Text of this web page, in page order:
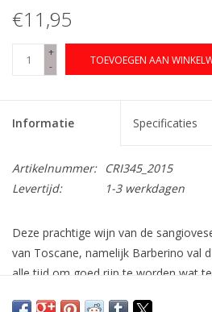
€11,95
+
-
TOEVOEGEN AAN
Informatie Specificaties
Artikelnummer:
CRI345_2015
Levertijd:
1-3 werkdagen
Deze prachtige wijn van de
van Toscane, namelijk Barberino val
alle tijd om goed rijp te worden wat